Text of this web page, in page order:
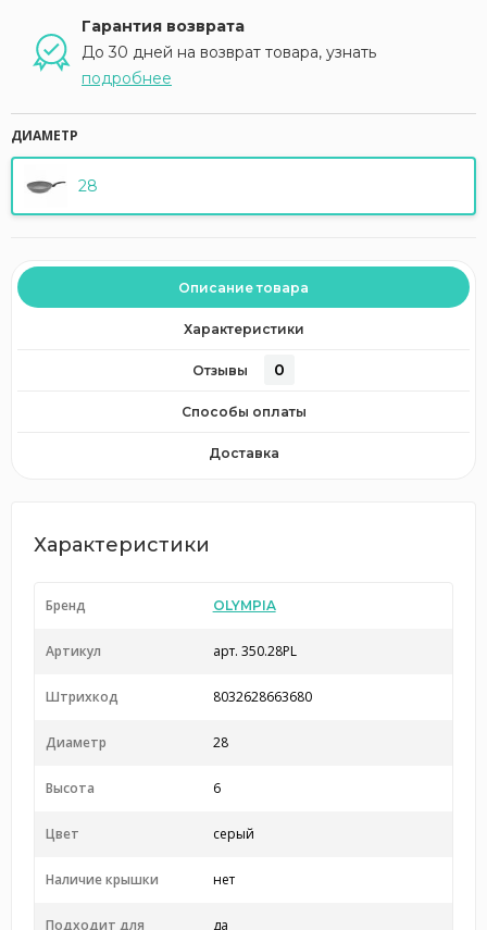
Гарантия возврата
До 30 дней на возврат товара, узнать
подробнее
ДИАМЕТР
28
Описание товара
Характеристики
Отзывы 0
Способы оплаты
Доставка
Характеристики
Бренд OLYMPIA
Артикул арт. 350.28PL
Штрихкод 8032628663680
Диаметр 28
Высота 6
Цвет серый
Наличие крышки нет
Подходит для
да